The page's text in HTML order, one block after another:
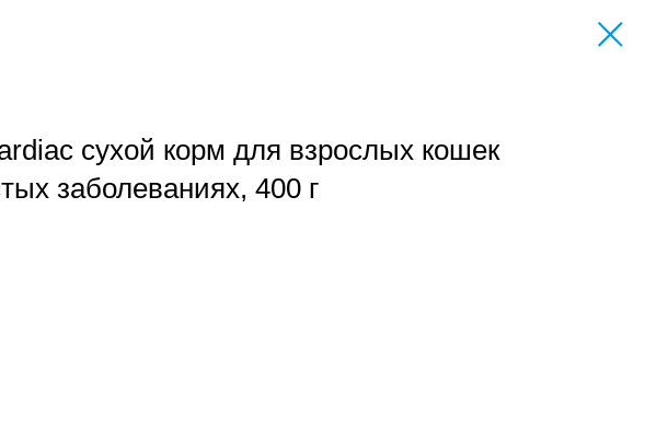
сухой корм для взрослых кошек
заболеваниях, 400 г